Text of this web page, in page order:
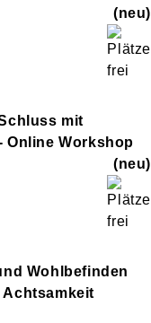
neu
mit
Online Workshop
neu
Wohlbefinden